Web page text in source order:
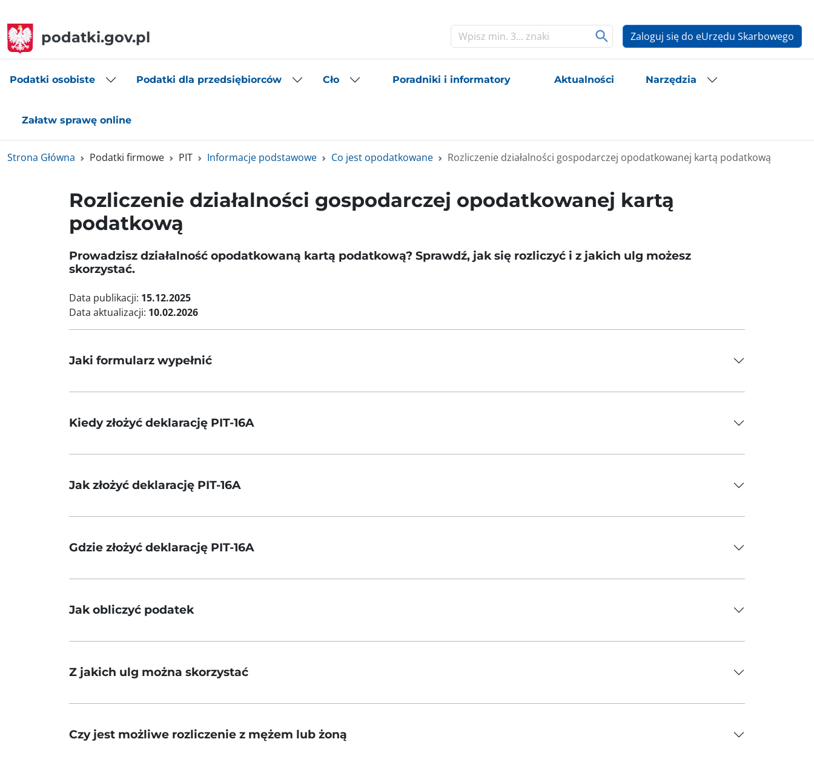
podatki.gov.pl Zaloguj się do eUrzędu Skarbowego
Podatki osobiste Podatki dla przedsiębiorców Cło Poradniki i informatory Aktualności Narzędzia
Załatw sprawę online
Strona Główna Podatki firmowe PIT Informacje podstawowe Co jest opodatkowane Rozliczenie działalności gospodarczej opodatkowanej kartą podatkową
Rozliczenie działalności gospodarczej opodatkowanej kartą
podatkową
Prowadzisz działalność opodatkowaną kartą podatkową? Sprawdź, jak się rozliczyć i z jakich ulg możesz
skorzystać.
Data publikacji: 15.12.2025
Data aktualizacji: 10.02.2026
Jaki formularz wypełnić
Kiedy złożyć deklarację PIT-16A
Jak złożyć deklarację PIT-16A
Gdzie złożyć deklarację PIT-16A
Jak obliczyć podatek
Z jakich ulg można skorzystać
Czy jest możliwe rozliczenie z mężem lub żoną